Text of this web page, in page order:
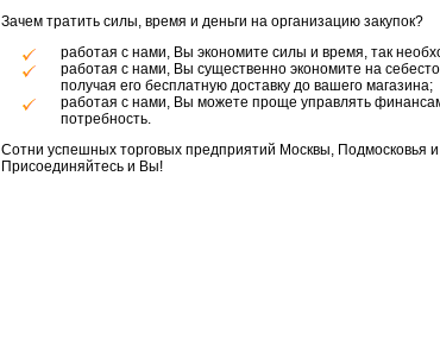
Зачем тратить силы, время и деньги на организацию закупок?
работая с нами, Вы экономите силы и время, так
работая с нами, Вы существенно экономите на
получая его бесплатную доставку до вашего магазина;
работая с нами, Вы можете проще управлять
потребность.
Сотни успешных торговых предприятий Москвы, Подмосковья
Присоединяйтесь и Вы!